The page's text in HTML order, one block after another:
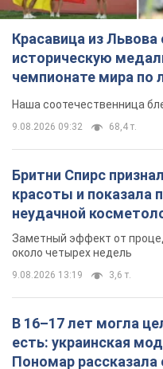
Красавица из
историческую
чемпионате мира по
Видео
Наша соотечественница
9.08.2026 09:32 68,4 т.
Бритни Спирс
красоты и показала
неудачной
так почти месяц
Заметный эффект от
около четырех недель
9.08.2026 13:19 3,6 т.
В 16–17 лет могла
есть: украинская
Пономар рассказала